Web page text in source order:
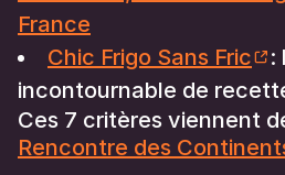
France
Chic Frigo Sans Fric
:
incontournable de
Ces 7 critères viennent
Rencontre des